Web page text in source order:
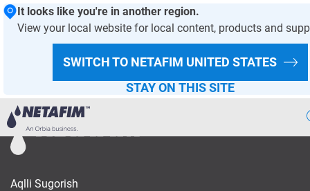
It looks like you're in another region.
View your local website for local content, products and
SWITCH TO NETAFIM UNITED STATES
STAY ON THIS SITE
Aqlli
BizningYechimlarimiz
ANASAYFA- DAMLA SULAMA
BIZNING YECHIMLARIMIZ
BIZNING MAHSULOT TAVSIYALARIMIZ
KLAPANLAR
Aqlli Sugorish